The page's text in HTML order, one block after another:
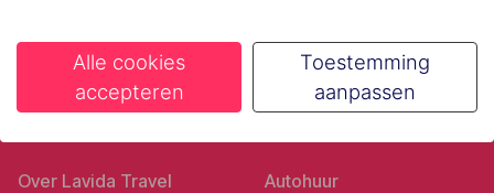
Ons bedrijf
Over Lavida Travel
Goed voorbereid
Autohuur
Alle cookies
accepteren
Toestemming
aanpassen